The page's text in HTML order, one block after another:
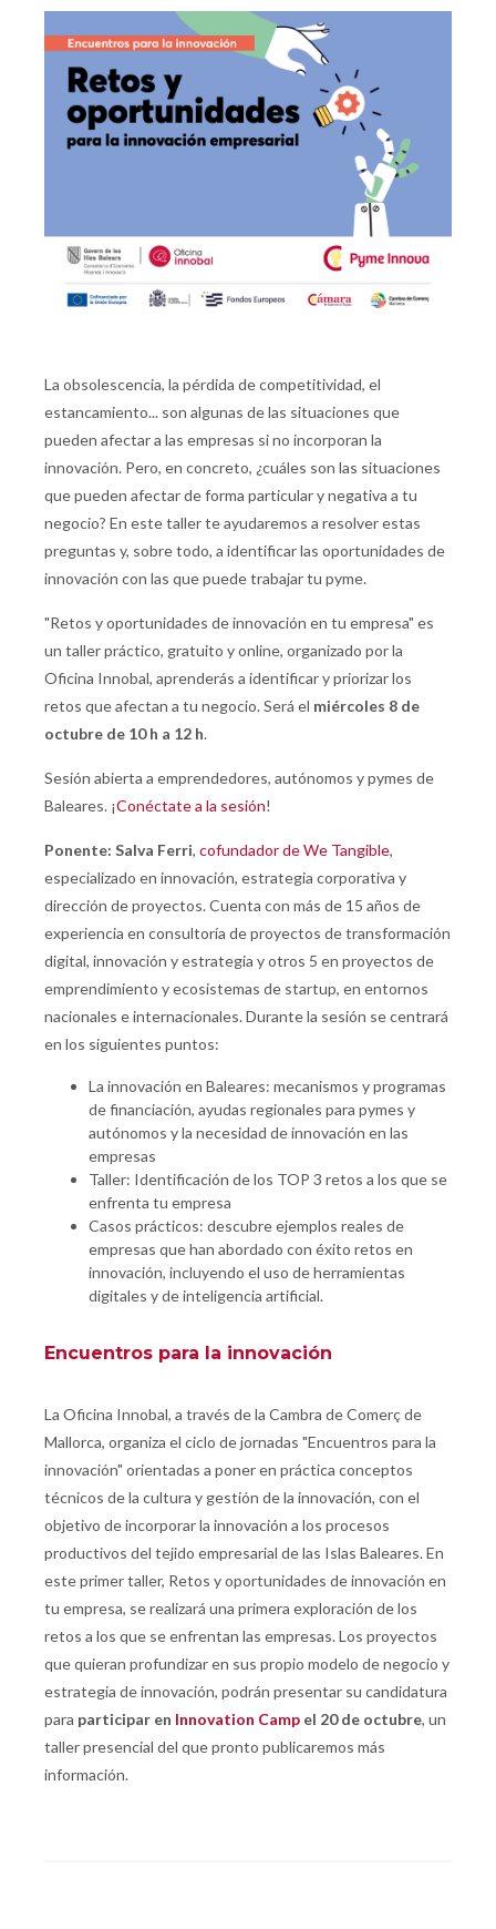
La obsolescencia, la pérdida de competitividad, el
estancamiento... son algunas de las situaciones que
pueden afectar a las empresas si no incorporan la
innovación. Pero, en concreto, ¿cuáles son las situaciones
que pueden afectar de forma particular y negativa a tu
negocio? En este taller te ayudaremos a resolver estas
preguntas y, sobre todo, a identificar las oportunidades de
innovación con las que puede trabajar tu pyme.
"Retos y oportunidades de innovación en tu empresa" es
un taller práctico, gratuito y online, organizado por la
Oficina Innobal, aprenderás a identificar y priorizar los
retos que afectan a tu negocio. Será el miércoles 8 de
octubre de 10 h a 12 h.
Sesión abierta a emprendedores, autónomos y pymes de
Baleares. ¡Conéctate a la sesión!
Ponente: Salva Ferri, cofundador de We Tangible,
especializado en innovación, estrategia corporativa y
dirección de proyectos. Cuenta con más de 15 años de
experiencia en consultoría de proyectos de transformación
digital, innovación y estrategia y otros 5 en proyectos de
emprendimiento y ecosistemas de startup, en entornos
nacionales e internacionales. Durante la sesión se centrará
en los siguientes puntos:
La innovación en Baleares: mecanismos y programas
de financiación, ayudas regionales para pymes y
autónomos y la necesidad de innovación en las
empresas
Taller: Identificación de los TOP 3 retos a los que se
enfrenta tu empresa
Casos prácticos: descubre ejemplos reales de
empresas que han abordado con éxito retos en
innovación, incluyendo el uso de herramientas
digitales y de inteligencia artificial.
Encuentros para la innovación
La Oficina Innobal, a través de la Cambra de Comerç de
Mallorca, organiza el ciclo de jornadas "Encuentros para la
innovación" orientadas a poner en práctica conceptos
técnicos de la cultura y gestión de la innovación, con el
objetivo de incorporar la innovación a los procesos
productivos del tejido empresarial de las Islas Baleares. En
este primer taller, Retos y oportunidades de innovación en
tu empresa, se realizará una primera exploración de los
retos a los que se enfrentan las empresas. Los proyectos
que quieran profundizar en sus propio modelo de negocio y
estrategia de innovación, podrán presentar su candidatura
para participar en Innovation Camp el 20 de octubre, un
taller presencial del que pronto publicaremos más
información.